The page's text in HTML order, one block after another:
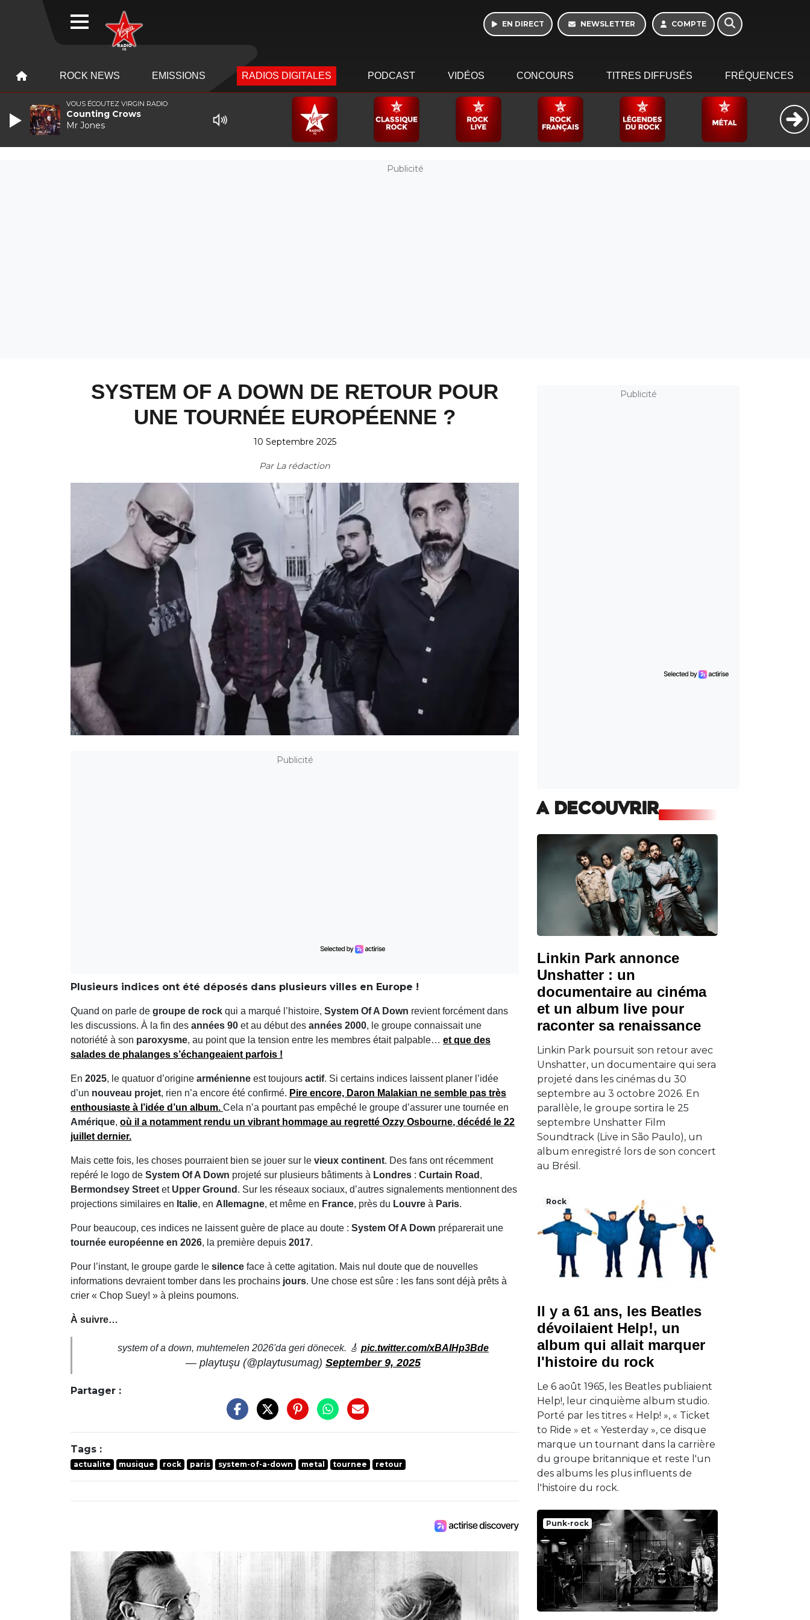
EN DIRECT NEWSLETTER COMPTE
ROCK NEWS EMISSIONS RADIOS DIGITALES PODCAST VIDÉOS CONCOURS TITRES DIFFUSÉS FRÉQUENCES
Publicité
SYSTEM OF A DOWN DE RETOUR POUR
UNE TOURNÉE EUROPÉENNE ?
10 Septembre 2025
Par La rédaction
Publicité
Plusieurs indices ont été déposés dans plusieurs villes en Europe !
Quand on parle de groupe de rock qui a marqué l’histoire, System Of A Down revient forcément dans
les discussions. À la fin des années 90 et au début des années 2000, le groupe connaissait une
notoriété à son paroxysme, au point que la tension entre les membres était palpable… et que des
salades de phalanges s’échangeaient parfois !
En 2025, le quatuor d’origine arménienne est toujours actif. Si certains indices laissent planer l’idée
d’un nouveau projet, rien n’a encore été confirmé. Pire encore, Daron Malakian ne semble pas très
enthousiaste à l’idée d’un album. Cela n’a pourtant pas empêché le groupe d’assurer une tournée en
Amérique, où il a notamment rendu un vibrant hommage au regretté Ozzy Osbourne, décédé le 22
juillet dernier.
Mais cette fois, les choses pourraient bien se jouer sur le vieux continent. Des fans ont récemment
repéré le logo de System Of A Down projeté sur plusieurs bâtiments à Londres : Curtain Road ,
Bermondsey Street et Upper Ground . Sur les réseaux sociaux, d’autres signalements mentionnent des
projections similaires en Italie, en Allemagne, et même en France, près du Louvre à Paris.
Pour beaucoup, ces indices ne laissent guère de place au doute : System Of A Down préparerait une
tournée européenne en 2026, la première depuis 2017.
Pour l’instant, le groupe garde le silence face à cette agitation. Mais nul doute que de nouvelles
informations devraient tomber dans les prochains jours. Une chose est sûre : les fans sont déjà prêts à
crier « Chop Suey! » à pleins poumons.
À suivre…
system of a down, muhtemelen 2026'da geri dönecek. 🎸 pic.twitter.com/xBAIHp3Bde
— playtuşu (@playtusumag) September 9, 2025
Partager :
Tags :
actualite musique rock paris system-of-a-down metal tournee retour
Publicité
A DECOUVRIR
Linkin Park annonce
Unshatter : un
documentaire au cinéma
et un album live pour
raconter sa renaissance
Linkin Park poursuit son retour avec
Unshatter, un documentaire qui sera
projeté dans les cinémas du 30
septembre au 3 octobre 2026. En
parallèle, le groupe sortira le 25
septembre Unshatter Film
Soundtrack (Live in São Paulo), un
album enregistré lors de son concert
au Brésil.
Rock
Il y a 61 ans, les Beatles
dévoilaient Help!, un
album qui allait marquer
l'histoire du rock
Le 6 août 1965, les Beatles publiaient
Help!, leur cinquième album studio.
Porté par les titres « Help! », « Ticket
to Ride » et « Yesterday », ce disque
marque un tournant dans la carrière
du groupe britannique et reste l'un
des albums les plus influents de
l'histoire du rock.
Punk-rock
VOUS ÉCOUTEZ VIRGIN RADIO
Counting Crows
Mr Jones
WEBRADIO
16h - 20h